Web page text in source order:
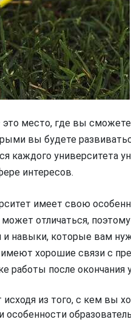
это место, где вы
вы будете
каждого университета
интересов.
имеет свою
отличаться,
и навыки, которые вам
хорошие связи с
работы после окончания
из того, с кем вы
особенности